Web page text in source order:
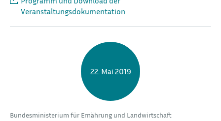
Veranstaltungsdokumentation
22. Mai 2019
Bundesministerium für Ernährung und Landwirtschaft